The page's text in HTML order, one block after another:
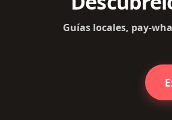
Guías locales, pay-